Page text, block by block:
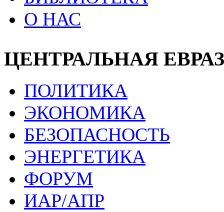
О НАС
ЦЕНТРАЛЬНАЯ
ПОЛИТИКА
ЭКОНОМИКА
БЕЗОПАСНОСТЬ
ЭНЕРГЕТИКА
ФОРУМ
ИАР/АПР